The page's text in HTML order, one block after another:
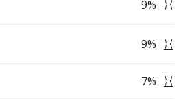
9%
9%
7%